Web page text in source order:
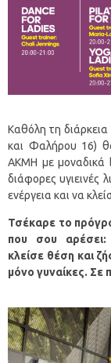
Καθόλη τη
και Φαλήρου 16)
ΑΚΜΗ με μοναδικά
διάφορες υγιεινές
ενέργεια και να
Τσέκαρε το
που σου
κλείσε θέση και
μόνο γυναίκες. Σε